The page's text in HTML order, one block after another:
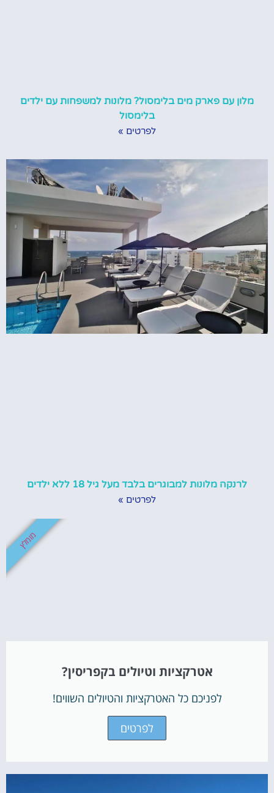
מלון עם פארק מים בלימסול? מלונות למשפחות עם ילדים
בלימסול
לפרטים »
לרנקה מלונות למבוגרים בלבד מעל גיל 18 ללא ילדים
לפרטים »
אטרקציות וטיולים בקפריסין?
לפניכם כל האטרקציות והטיולים השווים!
לפרטים
מומלץ